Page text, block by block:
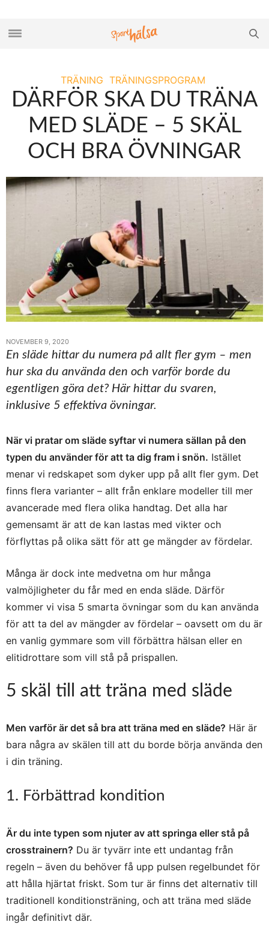
TRÄNING TRÄNINGSPROGRAM
DÄRFÖR SKA DU TRÄNA
MED SLÄDE – 5 SKÄL
OCH BRA ÖVNINGAR
NOVEMBER 9, 2020
En släde hittar du numera på allt fler gym – men
hur ska du använda den och varför borde du
egentligen göra det? Här hittar du svaren,
inklusive 5 effektiva övningar.
När vi pratar om släde syftar vi numera sällan på den
typen du använder för att ta dig fram i snön. Istället
menar vi redskapet som dyker upp på allt fler gym. Det
finns flera varianter – allt från enklare modeller till mer
avancerade med flera olika handtag. Det alla har
gemensamt är att de kan lastas med vikter och
förflyttas på olika sätt för att ge mängder av fördelar.
Många är dock inte medvetna om hur många
valmöjligheter du får med en enda släde. Därför
kommer vi visa 5 smarta övningar som du kan använda
för att ta del av mängder av fördelar – oavsett om du är
en vanlig gymmare som vill förbättra hälsan eller en
elitidrottare som vill stå på prispallen.
5 skäl till att träna med släde
Men varför är det så bra att träna med en släde? Här är
bara några av skälen till att du borde börja använda den
i din träning.
1. Förbättrad kondition
Är du inte typen som njuter av att springa eller stå på
crosstrainern? Du är tyvärr inte ett undantag från
regeln – även du behöver få upp pulsen regelbundet för
att hålla hjärtat friskt. Som tur är finns det alternativ till
traditionell konditionsträning, och att träna med släde
ingår definitivt där.